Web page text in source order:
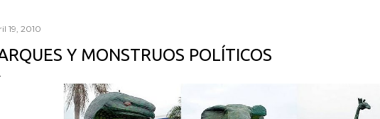
19, 2010
Y MONSTRUOS POLÍTICOS